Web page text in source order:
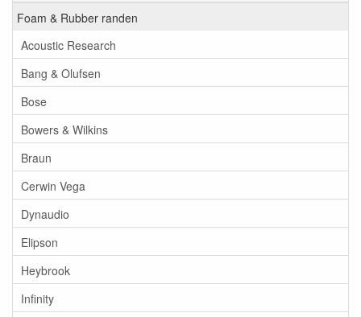
Foam & Rubber randen
Acoustic Research
Bang & Olufsen
Bose
Bowers & Wilkins
Braun
Cerwin Vega
Dynaudio
Elipson
Heybrook
Infinity